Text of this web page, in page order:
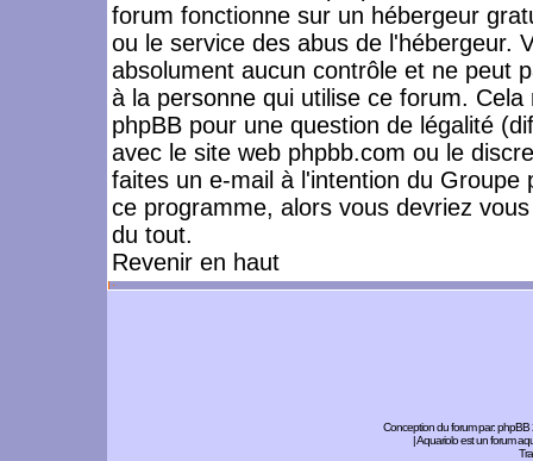
forum fonctionne sur un hébergeur
ou le service des abus de l'hébergeur.
absolument aucun contrôle et ne peut
à la personne qui utilise ce forum.
phpBB pour une question de légalité
avec le site web phpbb.com ou le
faites un e-mail à l'intention du
ce programme, alors vous devriez
du tout.
Revenir en haut
Conception du forum par:phpBB
| Aquariolo est un forum